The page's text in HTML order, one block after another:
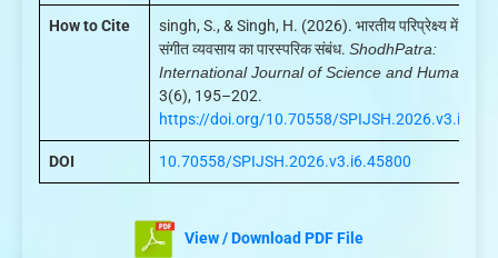
How to Cite
singh, S., & Singh, H. (2026). भारतीय परिप्रेक्ष्य में समाज
संगीत व्यवसाय का पारस्परिक संबंध. ShodhPatra:
International Journal of Science and Humanities
3(6), 195–202.
https://doi.org/10.70558/
DOI 10.70558/SPIJSH.2026.v3.i6.45800
View / Download PDF File